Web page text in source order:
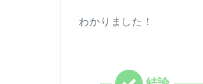
わかりました！